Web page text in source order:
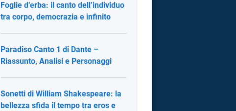
Foglie d’erba: il canto dell’individuo
tra corpo, democrazia e infinito
Paradiso Canto 1 di Dante –
Riassunto, Analisi e Personaggi
Sonetti di William Shakespeare: la
bellezza sfida il tempo tra eros e